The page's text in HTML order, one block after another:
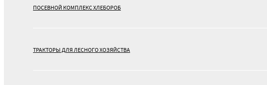
ПОСЕВНОЙ КОМПЛЕКС ХЛЕБОРОБ
ТРАКТОРЫ ДЛЯ ЛЕСНОГО ХОЗЯЙСТВА